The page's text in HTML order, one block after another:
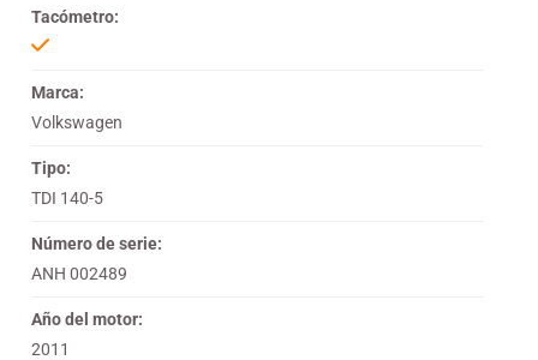
Tacómetro:
Marca:
Volkswagen
Tipo:
TDI 140-5
Número de serie:
ANH 002489
Año del motor:
2011